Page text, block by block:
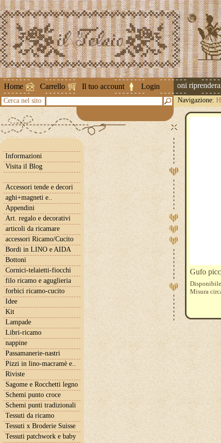
Home Carrello Il tuo account Login
Attenzione ! Le spedizioni
Cerca nel sito Navigazione:
Informazioni
Visita il Blog
Accessori tende e decori
aghi+magneti e..
Appendini
Art. regalo e decorativi
articoli da ricamare
accessori Ricamo/Cucito
Bordi in LINO e AIDA
Bottoni
Cornici-telaietti-fiocchi
filo ricamo e aguglieria
forbici ricamo-cucito
Idee
Kit
Lampade
Libri-ricamo
nappine
Passamanerie-nastri
Pizzi in lino-macramè e..
Riviste
Sagome e Rocchetti legno
Schemi punto croce
Schemi punti tradizionali
Tessuti da ricamo
Tessuti x Broderie Suisse
Tessuti patchwork e baby
Gufo
Misura